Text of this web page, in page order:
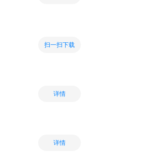
扫一扫下载
详情
详情